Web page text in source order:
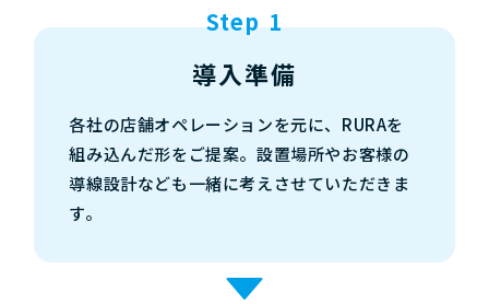
Step 1
導入準備
各社の店舗オペレーションを元に、RURAを
組み込んだ形をご提案。設置場所やお客様の
導線設計なども一緒に考えさせていただきま
す。